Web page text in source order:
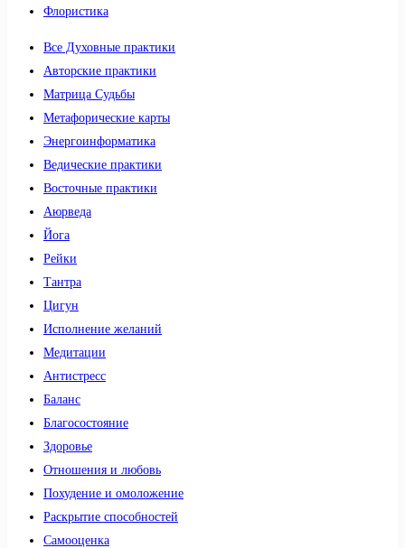
Флористика
Все Духовные практики
Авторские практики
Матрица Судьбы
Метафорические карты
Энергоинформатика
Ведические практики
Восточные практики
Аюрведа
Йога
Рейки
Тантра
Цигун
Исполнение желаний
Медитации
Антистресс
Баланс
Благосостояние
Здоровье
Отношения и любовь
Похудение и омоложение
Раскрытие способностей
Самооценка